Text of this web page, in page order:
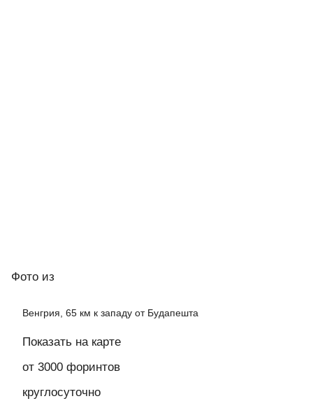
Фото из
Венгрия, 65 км к западу от Будапешта
Показать на карте
от 3000 форинтов
круглосуточно